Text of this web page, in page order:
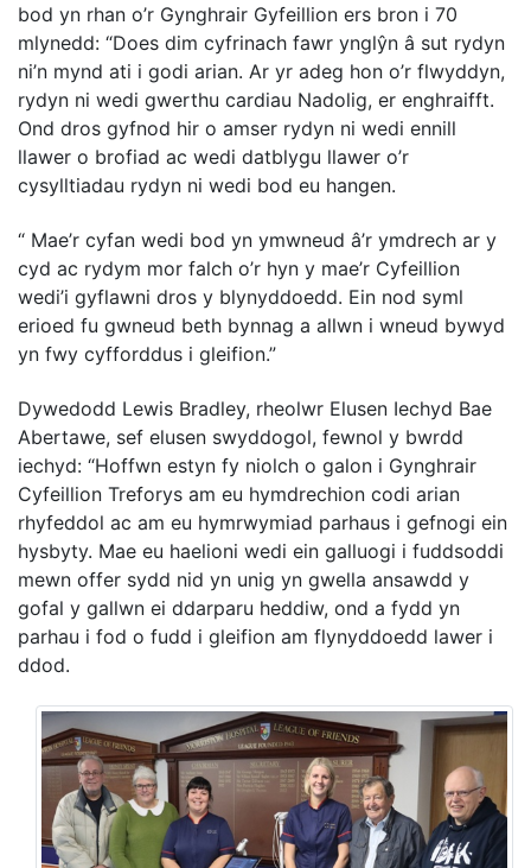
bod yn rhan o’r Gynghrair Gyfeillion ers bron i 70
mlynedd: “Does dim cyfrinach fawr ynglŷn â sut rydyn
ni’n mynd ati i godi arian. Ar yr adeg hon o’r flwyddyn,
rydyn ni wedi gwerthu cardiau Nadolig, er enghraifft.
Ond dros gyfnod hir o amser rydyn ni wedi ennill
llawer o brofiad ac wedi datblygu llawer o’r
cysylltiadau rydyn ni wedi bod eu hangen.
“ Mae’r cyfan wedi bod yn ymwneud â’r ymdrech ar y
cyd ac rydym mor falch o’r hyn y mae’r Cyfeillion
wedi’i gyflawni dros y blynyddoedd. Ein nod syml
erioed fu gwneud beth bynnag a allwn i wneud bywyd
yn fwy cyfforddus i gleifion.”
Dywedodd Lewis Bradley, rheolwr Elusen Iechyd Bae
Abertawe, sef elusen swyddogol, fewnol y bwrdd
iechyd: “Hoffwn estyn fy niolch o galon i Gynghrair
Cyfeillion Treforys am eu hymdrechion codi arian
rhyfeddol ac am eu hymrwymiad parhaus i gefnogi ein
hysbyty. Mae eu haelioni wedi ein galluogi i fuddsoddi
mewn offer sydd nid yn unig yn gwella ansawdd y
gofal y gallwn ei ddarparu heddiw, ond a fydd yn
parhau i fod o fudd i gleifion am flynyddoedd lawer i
ddod.